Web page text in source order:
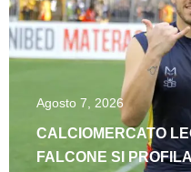
Agosto 7, 2026
CALCIOMERCATO
FALCONE SI